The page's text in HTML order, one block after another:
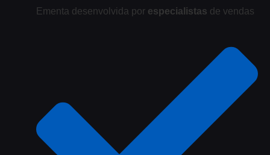
Ementa desenvolvida por especialistas de vendas